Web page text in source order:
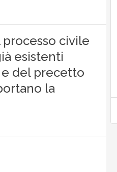
civile
esistenti
del precetto
la